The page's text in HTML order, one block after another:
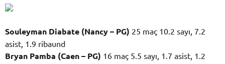
Souleyman Diabate (Nancy – PG) 25 maç 10.2 sayı, 7.2
asist, 1.9 ribaund
Bryan Pamba (Caen – PG) 16 maç 5.5 sayı, 1.7 asist, 1.2